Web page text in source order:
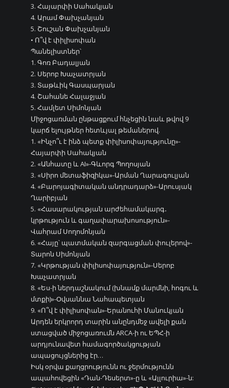
3. Հայարփի Սահակյան
4. Արամ Փախչանյան
5. Շուշան Փախչանյան
• Ո՞վ է փիլիսոփան
Պանելիստներ՝
1. Գոռ Բադալյան
2. Սերոբ Խաչատրյան
3. Տաթևիկ Գասպարյան
4. Շահանե Հալաջյան
5. Համլետ Սիմոնյան
Միջոցառման ընթացքում հնչեցին նաև թվով 9
կարճ ելույթներ հետևյալ թեմաներով.
1. «Ինչո՞ւ է ինձ պետք փիլիսոփայությունը»-
Հայարփի Սահակյան
2. «Անհատը և AI»-Գևորգ Պողոսյան
3. «Սիրո մետաֆիզիկա»-Արման Ղարագուլյան
4. «Բարոյագիտական անդրադարձ»-Արուսյակ
Ղարիբյան
5. «Հասարակության արժեհամակարգ․
կրթություն և գաղափարախոսություն»-
Վահրամ Սողոմոնյան
6. «Հայը՝ պատմական զարգացման փուլերով»-
Տարոն Սիմոնյան
7. «Կրթության փիլիսոփայություն»-Սերոբ
Խաչատրյան
8. «Ես-ի ներդաշնակում (խնամք մարմնի, հոգու և
մտքի)»-Օվսաննա Նահապետյան
9. «Ո՞վ է փիլիսոփան»-Երանուհի Մանուկյան
Արդեն երկրորդ տարին անընդմեջ ավելի քան
ստացված միջոցառումն ARCA-ի ու ԵՊՀ-ի
արդյունավետ համագործակցության
ապացույցներից էր…
Իսկ օրվա քաղցրությունն ու ջերմությունն
ապահովեցին «Դան-Դեսերտ»-ը և «Ալլուրիա»-ն: